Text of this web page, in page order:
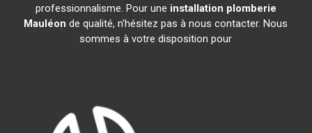
professionnalisme. Pour une installation plomberie
Mauléon de qualité, n'hésitez pas à nous contacter. Nous
sommes à votre disposition pour